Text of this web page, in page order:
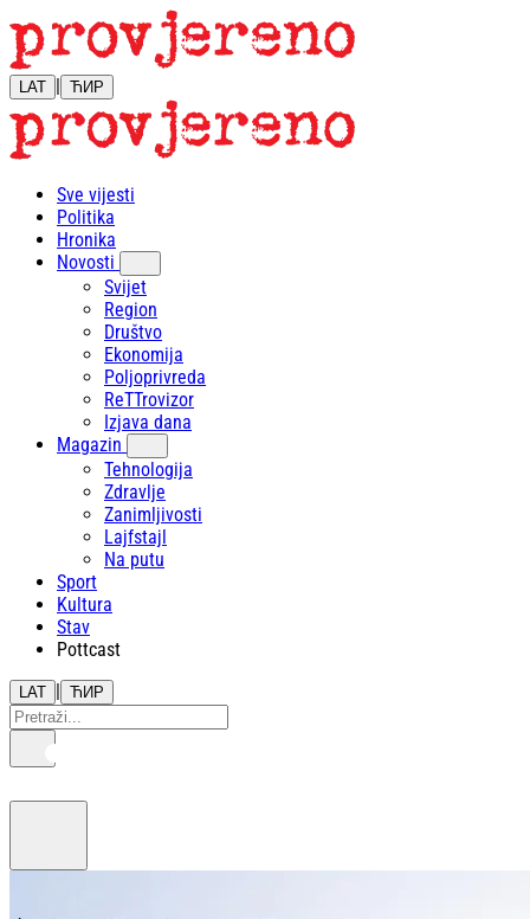
LAT | ЋИР
Sve vijesti
Politika
Hronika
Novosti
Svijet
Region
Društvo
Ekonomija
Poljoprivreda
ReTTrovizor
Izjava dana
Magazin
Tehnologija
Zdravlje
Zanimljivosti
Lajfstajl
Na putu
Sport
Kultura
Stav
Pottcast
LAT | ЋИР